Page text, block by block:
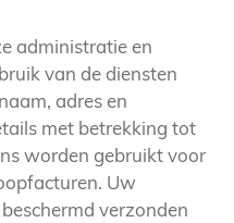
administratie en
van de diensten
adres en
met betrekking tot
worden gebruikt voor
Uw
verzonden